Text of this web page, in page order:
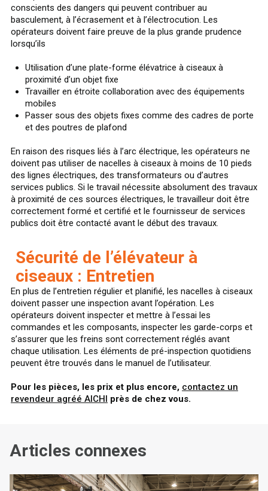
conscients des dangers qui peuvent contribuer au
basculement, à l’écrasement et à l’électrocution. Les
opérateurs doivent faire preuve de la plus grande prudence
lorsqu’ils
Utilisation d’une plate-forme élévatrice à ciseaux à
proximité d’un objet fixe
Travailler en étroite collaboration avec des équipements
mobiles
Passer sous des objets fixes comme des cadres de porte
et des poutres de plafond
En raison des risques liés à l’arc électrique, les opérateurs ne
doivent pas utiliser de nacelles à ciseaux à moins de 10 pieds
des lignes électriques, des transformateurs ou d’autres
services publics. Si le travail nécessite absolument des travaux
à proximité de ces sources électriques, le travailleur doit être
correctement formé et certifié et le fournisseur de services
publics doit être contacté avant le début des travaux.
Sécurité de l’élévateur à
ciseaux : Entretien
En plus de l’entretien régulier et planifié, les nacelles à ciseaux
doivent passer une inspection avant l’opération. Les
opérateurs doivent inspecter et mettre à l’essai les
commandes et les composants, inspecter les garde-corps et
s’assurer que les freins sont correctement réglés avant
chaque utilisation. Les éléments de pré-inspection quotidiens
peuvent être trouvés dans le manuel de l’utilisateur.
Pour les pièces, les prix et plus encore, contactez un
revendeur agréé AICHI près de chez vous.
Articles connexes